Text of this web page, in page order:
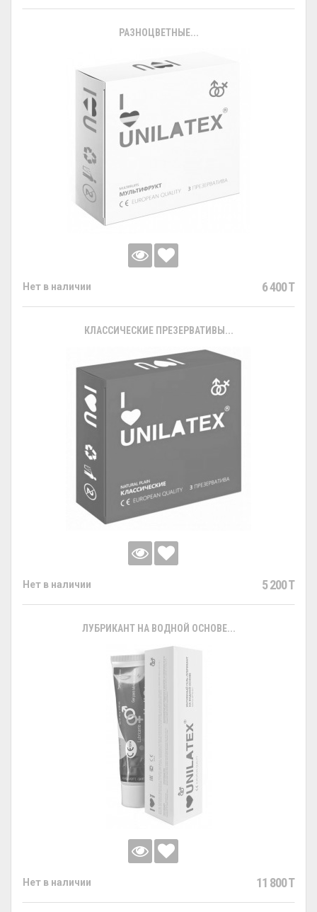
РАЗНОЦВЕТНЫЕ...
Нет в наличии 6 400 T
КЛАССИЧЕСКИЕ ПРЕЗЕРВАТИВЫ...
Нет в наличии 5 200 T
ЛУБРИКАНТ НА ВОДНОЙ ОСНОВЕ...
Нет в наличии 11 800 T